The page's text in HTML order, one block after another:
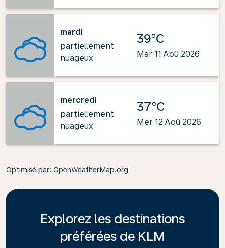
mardi
partiellement
nuageux
39°C
Mar 11 Aoû 2026
mercredi
partiellement
nuageux
37°C
Mer 12 Aoû 2026
Optimisé par: OpenWeatherMap.org
Explorez les destinations
préférées de KLM